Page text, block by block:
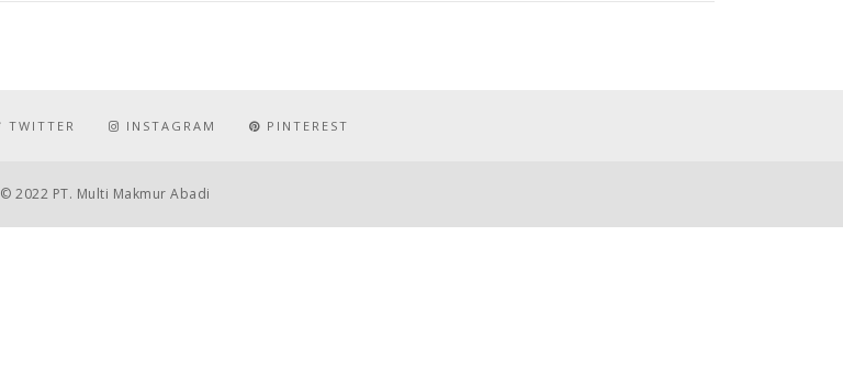
TWITTER INSTAGRAM PINTEREST
© 2022 PT. Multi Makmur Abadi